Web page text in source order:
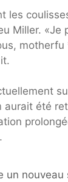
les
Miller. «Je
aurait été
un nouveau